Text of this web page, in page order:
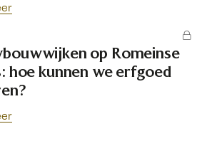
op Romeinse
hoe kunnen we erfgoed